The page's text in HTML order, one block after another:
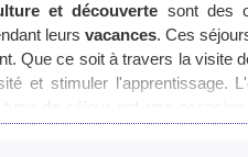
et découverte sont des
leursvacances. Ces
Que ce soit à travers la visite
et stimuler l'apprentissage.
type de séjour est une